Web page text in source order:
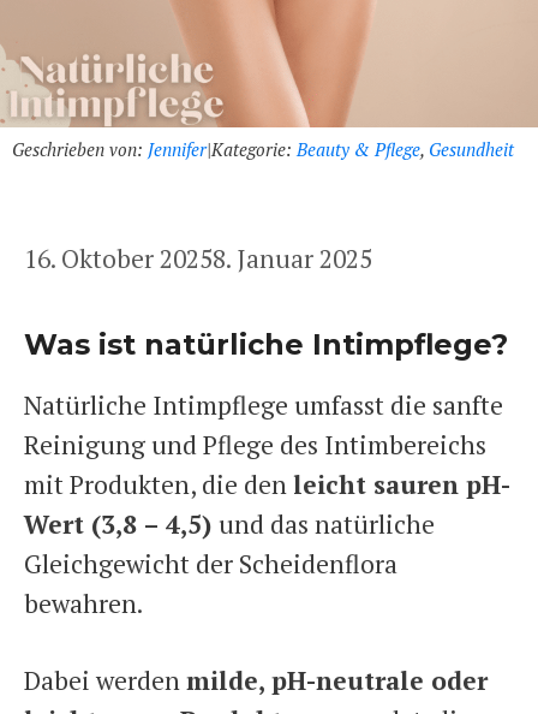
Geschrieben von: Jennifer|Kategorie:Beauty & Pflege, Gesundheit
16. Oktober 20258. Januar 2025
Was ist natürliche Intimpflege?
Natürliche Intimpflege umfasst die sanfte
Reinigung und Pflege des Intimbereichs
mit Produkten, die denleicht sauren pH-
Wert (3,8 – 4,5) und das natürliche
Gleichgewicht der Scheidenflora
bewahren.
Dabei werdenmilde, pH-neutrale oder